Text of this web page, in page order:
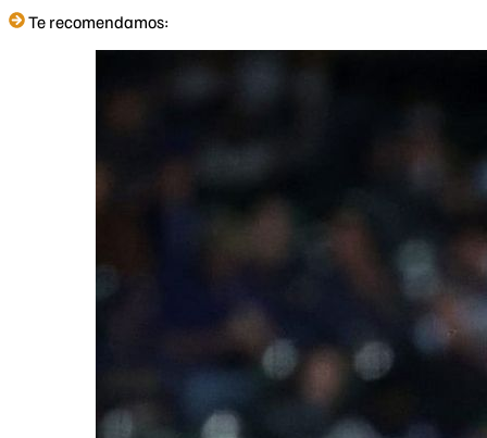
Te recomendamos: